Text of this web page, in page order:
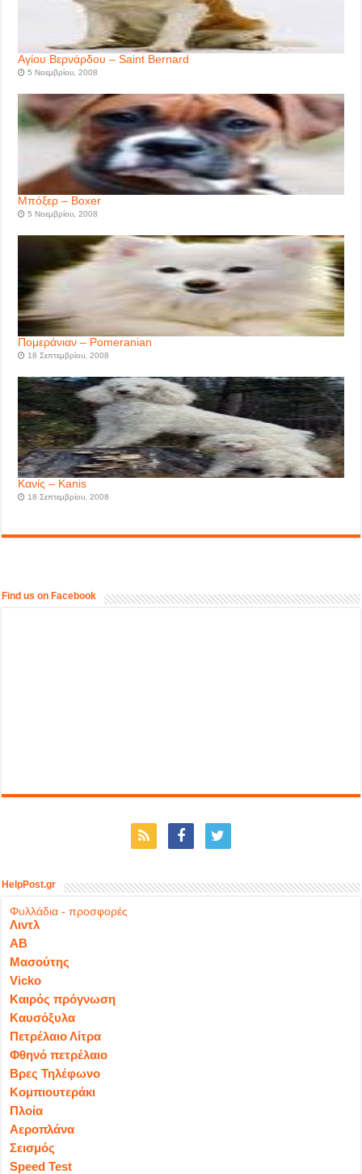
Αγίου Βερνάρδου – Saint Bernard
5 Νοεμβρίου, 2008
Μπόξερ – Boxer
5 Νοεμβρίου, 2008
Πομεράνιαν – Pomeranian
18 Σεπτεμβρίου, 2008
Kανίς – Kanis
18 Σεπτεμβρίου, 2008
Find us on Facebook
HelpPost.gr
Φυλλάδια - προσφορές
Λιντλ
ΑΒ
Μασούτης
Vicko
Καιρός πρόγνωση
Καυσόξυλα
Πετρέλαιο Λίτρα
Φθηνό πετρέλαιο
Βρες Τηλέφωνο
Κομπιουτεράκι
Πλοία
Αεροπλάνα
Σεισμός
Speed Test